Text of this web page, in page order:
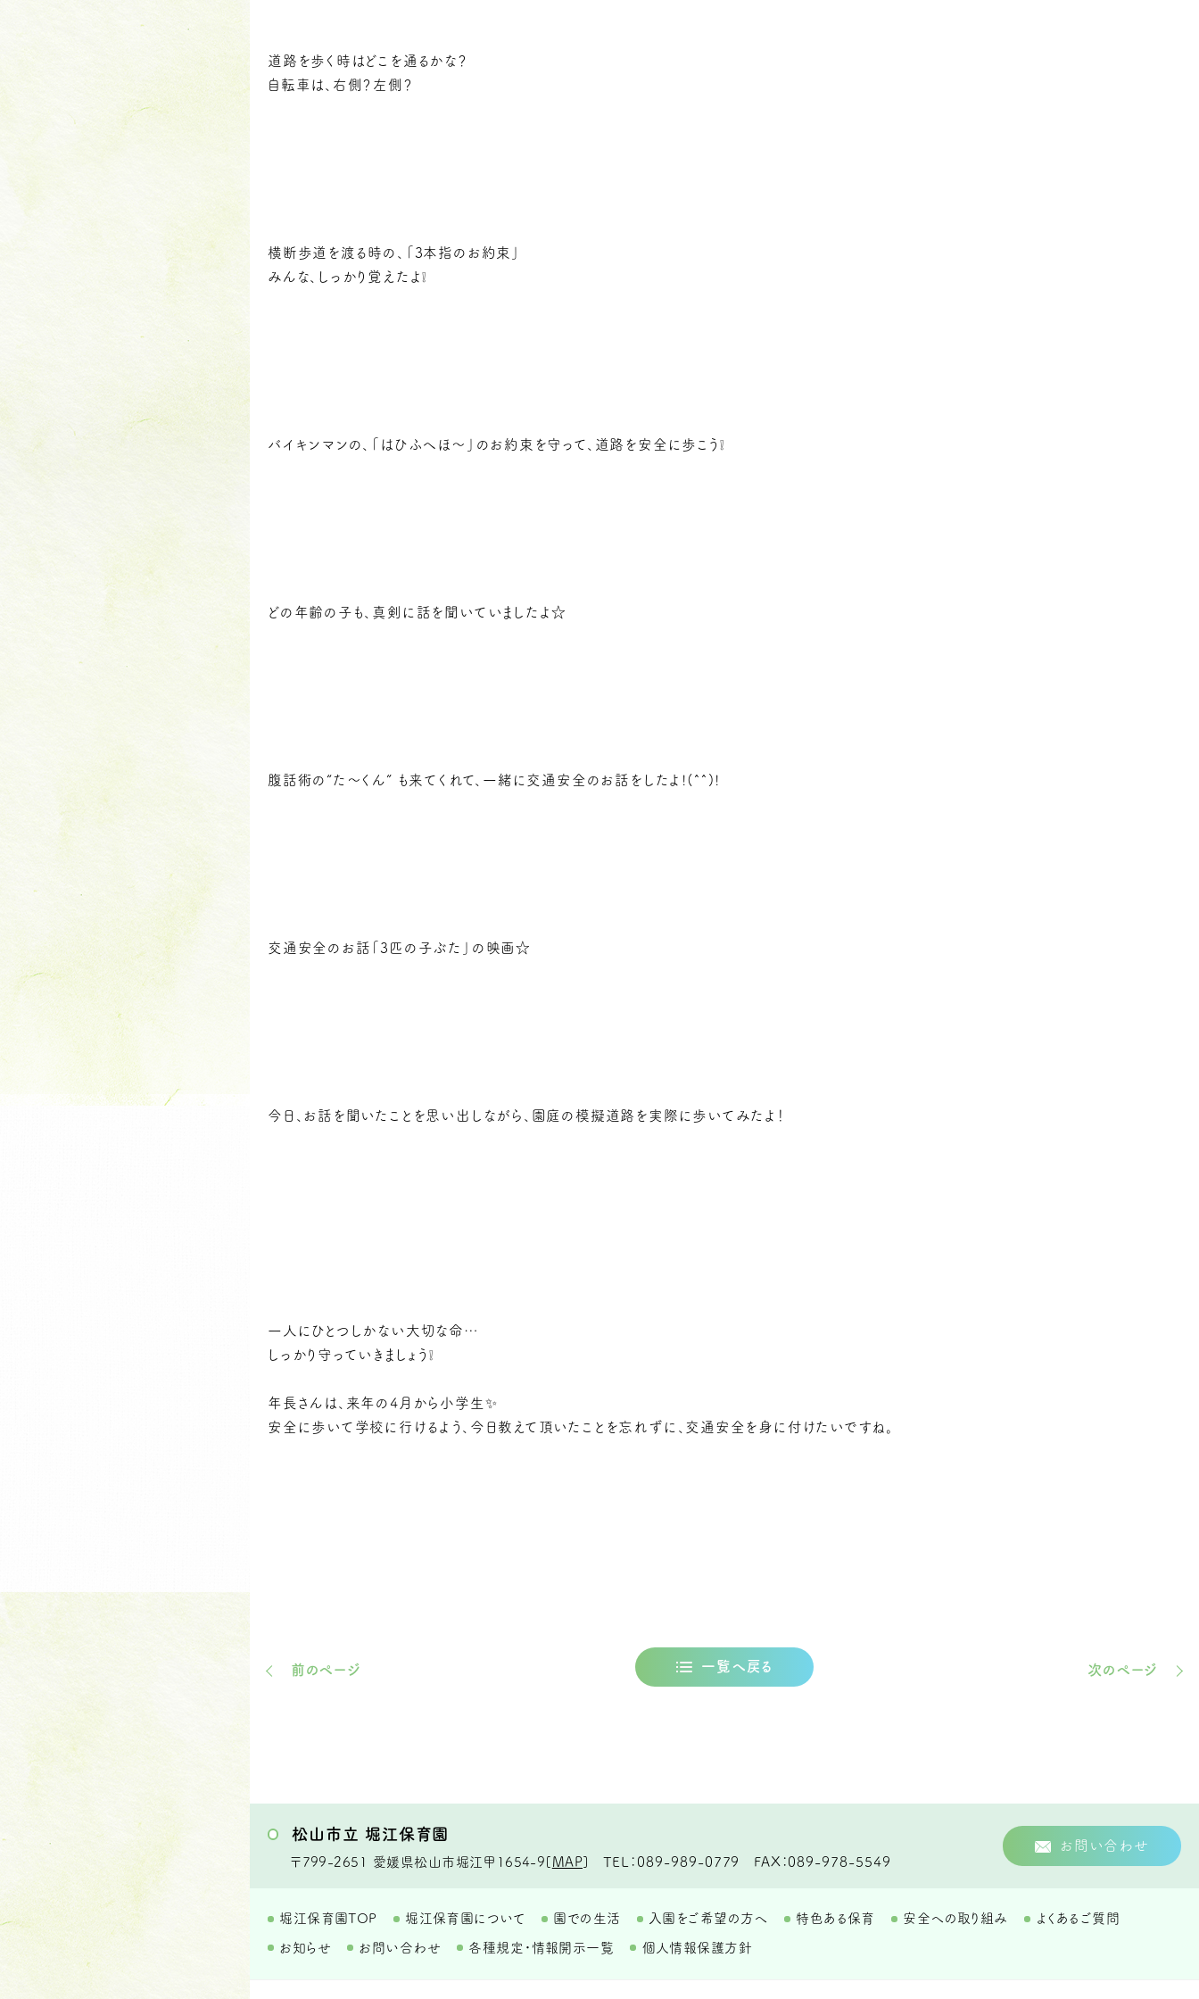
道路を歩く時はどこを通るかな？
自転車は、右側？左側？
横断歩道を渡る時の、「3本指のお約束」
みんな、しっかり覚えたよ❕
バイキンマンの、「はひふへほ～」のお約束を守って、道路を安全に歩こう❕
どの年齢の子も、真剣に話を聞いていましたよ☆
腹話術の“た～くん” も来てくれて、一緒に交通安全のお話をしたよ!(^^)!
交通安全のお話「3匹の子ぶた」の映画☆
今日、お話を聞いたことを思い出しながら、園庭の模擬道路を実際に歩いてみたよ！
一人にひとつしかない大切な命…
しっかり守っていきましょう❕
年長さんは、来年の4月から小学生✨
安全に歩いて学校に行けるよう、今日教えて頂いたことを忘れずに、交通安全を身に付けたいですね。
前のページ 次のページ
一覧へ戻る
松山市立 堀江保育園
〒799-2651 愛媛県松山市堀江甲1654-9 [ MAP ] TEL 089-989-0779 FAX 089-978-5549
お問い合わせ
堀江保育園TOP 堀江保育園について 園での生活 入園をご希望の方へ 特色ある保育 安全への取り組み よくあるご質問
お知らせ お問い合わせ 各種規定・情報開示一覧 個人情報保護方針